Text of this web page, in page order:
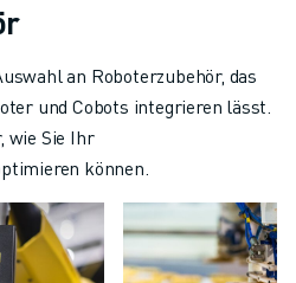
an Roboterzubehör, das
und Cobots integrieren lässt.
wie Sie Ihr
können.